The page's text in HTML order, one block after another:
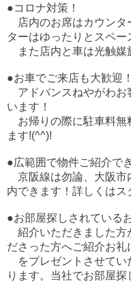
●コロナ対策！
店内のお席はカウンタ
ターはゆったりとスペー
また店内と車は光触媒
●お車でご来店も大歓迎
アドバンスねやがわお
います！
お帰りの際に駐車料無
ます!(^^)!
●広範囲で物件ご紹介で
京阪線は勿論、大阪市
内できます！詳しくはス
●お部屋探しされている
紹介いただきました方
ださった方へご紹介お
をプレゼントさせてい
ります。当社でお